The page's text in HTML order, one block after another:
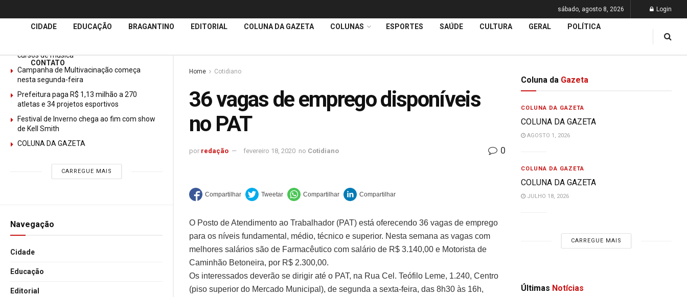
ÚltimasNotícias
cursos de música
Campanha de Multivacinação começa
nesta segunda-feira
Prefeitura paga R$ 1,13 milhão a 270
atletas e 34 projetos esportivos
Festival de Inverno chega ao fim com show
de Kell Smith
COLUNA DA GAZETA
CARREGUE MAIS
Navegação
Cidade
Educação
Editorial
sábado, agosto 8, 2026 Login
CIDADE EDUCAÇÃO BRAGANTINO EDITORIAL COLUNA DA GAZETA COLUNAS ESPORTES SAÚDE CULTURA GERAL POLÍTICA
CONTATO
Home Cotidiano
36 vagas de emprego disponíveis
no PAT
por redação fevereiro 18, 2020 no Cotidiano 0
O Posto de Atendimento ao Trabalhador (PAT) está oferecendo 36 vagas de emprego
para os níveis fundamental, médio, técnico e superior. Nesta semana as vagas com
melhores salários são de Farmacêutico com salário de R$ 3.140,00 e Motorista de
Caminhão Betoneira, por R$ 2.300,00.
Os interessados deverão se dirigir até o PAT, na Rua Cel. Teófilo Leme, 1.240, Centro
(piso superior do Mercado Municipal), de segunda a sexta-feira, das 8h30 às 16h,
Coluna da Gazeta
COLUNA DA GAZETA
COLUNA DA GAZETA
AGOSTO 1, 2026
COLUNA DA GAZETA
COLUNA DA GAZETA
JULHO 18, 2026
CARREGUE MAIS
Últimas Notícias